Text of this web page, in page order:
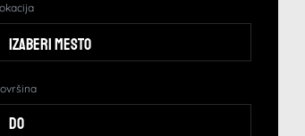
Izaberi mesto